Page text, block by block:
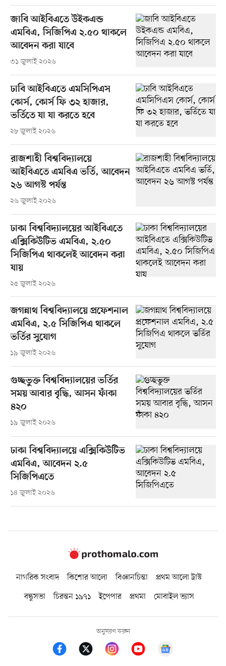
জাবি আইবিএতে উইকএন্ড
এমবিএ, সিজিপিএ ২.৫০ থাকলে
আবেদন করা যাবে
৩১ জুলাই ২০২৬
ঢাবি আইবিএতে এমসিপিএস
কোর্স, কোর্স ফি ৩২ হাজার,
ভর্তিতে যা যা করতে হবে
২৮ জুলাই ২০২৬
রাজশাহী বিশ্ববিদ্যালয়ে
আইবিএতে এমবিএ ভর্তি, আবেদন
২৬ আগস্ট পর্যন্ত
২৬ জুলাই ২০২৬
ঢাকা বিশ্ববিদ্যালয়ের আইবিএতে
এক্সিকিউটিভ এমবিএ, ২.৫০
সিজিপিএ থাকলেই আবেদন করা
যায়
২৫ জুলাই ২০২৬
জগন্নাথ বিশ্ববিদ্যালয়ে প্রফেশনাল
এমবিএ, ২.৫ সিজিপিএ থাকলে
ভর্তির সুযোগ
১৯ জুলাই ২০২৬
গুচ্ছভুক্ত বিশ্ববিদ্যালয়ের ভর্তির
সময় আবার বৃদ্ধি, আসন ফাঁকা
৪২০
১৯ জুলাই ২০২৬
ঢাকা বিশ্ববিদ্যালয়ে এক্সিকিউটিভ
এমবিএ, আবেদন ২.৫
সিজিপিএতে
১৪ জুলাই ২০২৬
নাগরিক সংবাদ কিশোর আলো বিজ্ঞানচিন্তা
প্রথম আলো ট্রাস্ট
বন্ধুসভা
চিরন্তন ১৯৭১ ইপেপার প্রথমা মোবাইল ভ্যাস
অনুসরণ করুন